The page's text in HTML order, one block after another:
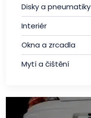
Disky a pneumatiky
Interiér
Okna a zrcadla
Mytí a čištění